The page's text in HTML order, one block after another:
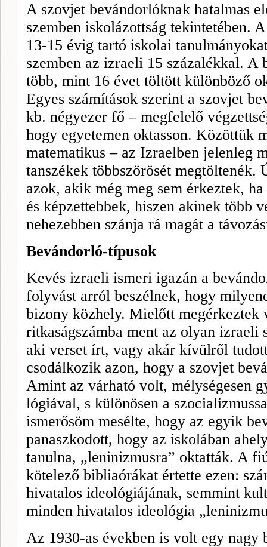
A szovjet bevándorlóknak hatalmas
szemben iskolázottság tekintetében.
13-15 évig tartó iskolai
szemben az izraeli 15 száza­lékkal. A
több, mint 16 évet töltött különböző
Egyes számí­tások szerint a szovjet
kb. négyezer fő – megfelelő
hogy egyetemen oktasson. Közöttük
matematikus – az Izraelben jelenleg
tanszékek többszörösét megtöltenék.
azok, akik még meg sem érkeztek,
és képzettebbek, hiszen akinek több
nehezebben szánja rá magát a
Bevándorló-típusok
Kevés izraeli ismeri igazán a
folyvást arról beszélnek, hogy
bizony közhely. Mielőtt megérkeztek
ritkaságszámba ment az olyan izraeli
aki verset írt, vagy akár kí­vülről
csodálkozik azon, hogy a szovjet
Amint az várható volt, mélységesen
lógiával, s különösen a
ismerősöm mesélte, hogy az egyik
panaszkodott, hogy az iskolában
tanulna, „leninizmusra” oktatták. A
kötelező bibliaórákat értette ezen:
hivatalos ideológiájának, semmint
minden hivata­los ideológia
Az 1930-as években is volt egy nagy